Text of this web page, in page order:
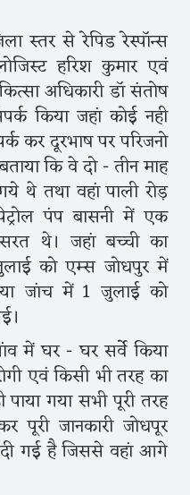
स्तर से रेपिड रेस्पॉन्स
हरिश कुमार एवं
अधिकारी डॉ संतोष
किया जहां कोई नही
कर दूरभाष पर परिजनो
कि वे दो - तीन माह
थे तथा वहां पाली रोड़
पंप बासनी में एक
थे। जहां बच्ची का
को एम्स जोधपुर में
जांच में 1 जुलाई को
में घर - घर सर्वे किया
एवं किसी भी तरह का
पाया गया सभी पूरी तरह
जानकारी जोधपूर
गई है जिससे वहां आगे